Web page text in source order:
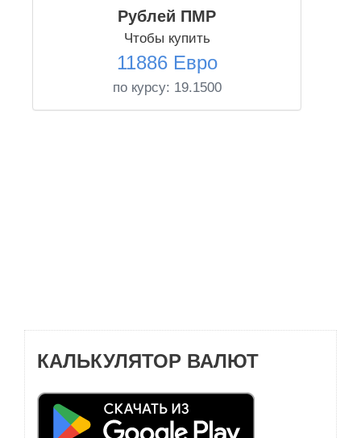
Рублей ПМР
Чтобы купить
11886 Евро
по курсу: 19.1500
КАЛЬКУЛЯТОР ВАЛЮТ